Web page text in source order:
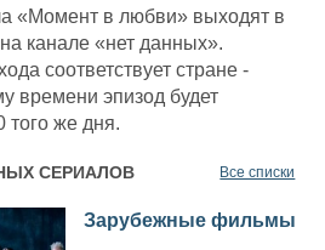
«Момент в любви» выходят в
канале «нет данных».
соответствует стране -
времени эпизод будет
того же дня.
СЕРИАЛОВ Все списки
Зарубежные фильмы